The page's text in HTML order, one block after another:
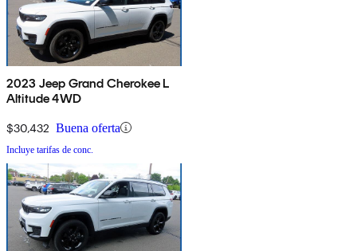
2023 Jeep Grand Cherokee L
Altitude 4WD
$30,432 Buena oferta
Incluye tarifas de conc.